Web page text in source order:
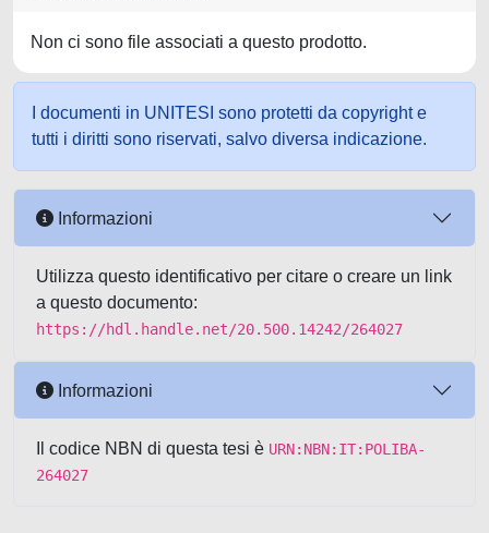
Non ci sono file associati a questo prodotto.
I documenti in UNITESI sono protetti da copyright e
tutti i diritti sono riservati, salvo diversa indicazione.
Informazioni
Utilizza questo identificativo per citare o creare un link
a questo documento:
https://hdl.handle.net/20.500.14242/264027
Informazioni
Il codice NBN di questa tesi è URN:NBN:IT:POLIBA-
264027